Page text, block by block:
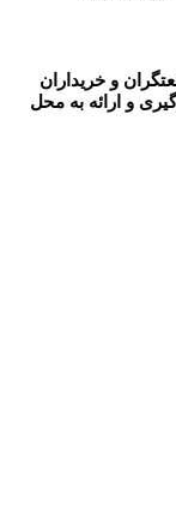
و خریداران
و ارائه به محل